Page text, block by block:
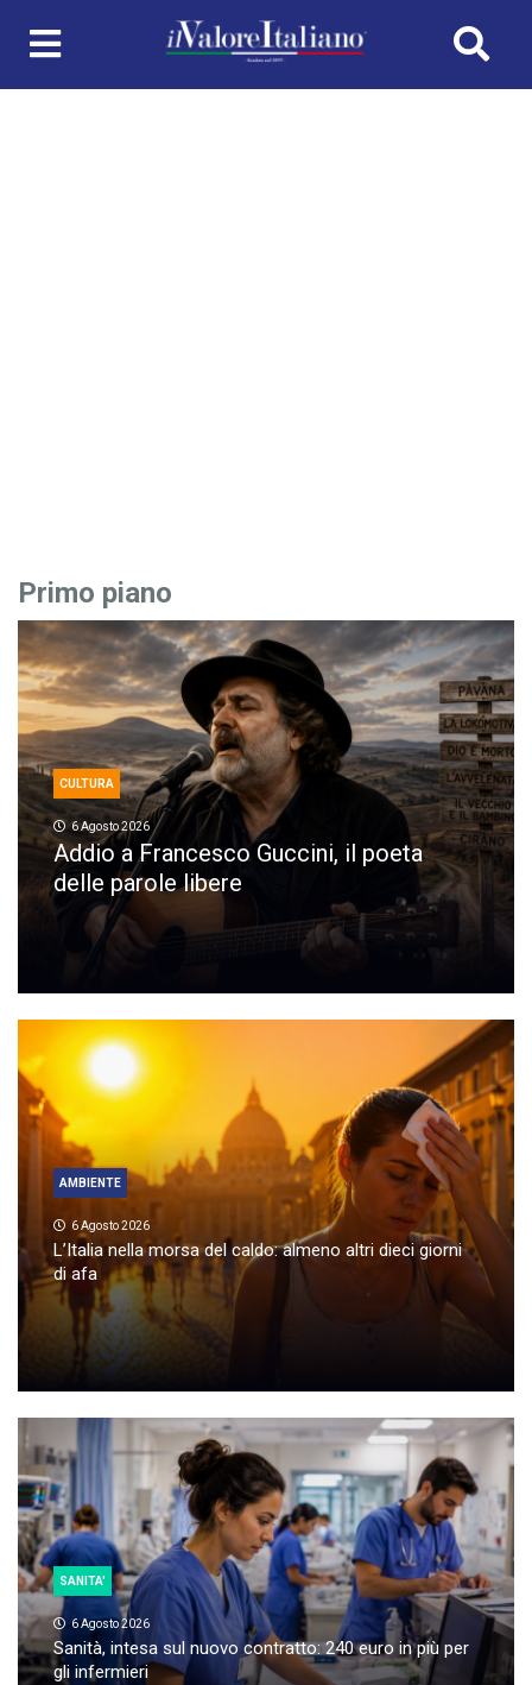
Primo piano
CULTURA
6 Agosto 2026
Addio a Francesco Guccini, il poeta
delle parole libere
AMBIENTE
6 Agosto 2026
L’Italia nella morsa del caldo: almeno altri dieci giorni
di afa
SANITA'
6 Agosto 2026
Sanità, intesa sul nuovo contratto: 240 euro in più per
gli infermieri